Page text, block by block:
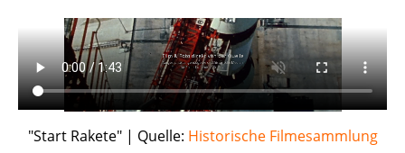
"Start Rakete" | Quelle: Historische Filmesammlung